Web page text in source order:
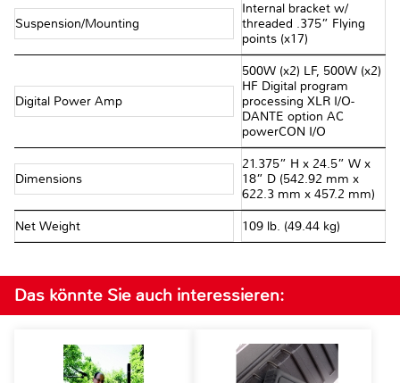
Suspension/Mounting
Internal bracket w/
threaded .375” Flying
points (x17)
Digital Power Amp
500W (x2) LF, 500W (x2)
HF Digital program
processing XLR I/O-
DANTE option AC
powerCON I/O
Dimensions
21.375” H x 24.5” W x
18” D (542.92 mm x
622.3 mm x 457.2 mm)
Net Weight 109 lb. (49.44 kg)
Das könnte Sie auch interessieren: